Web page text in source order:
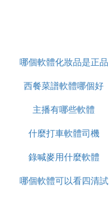
哪個軟體化妝品是正品
西餐菜譜軟體哪個好
主播有哪些軟體
什麼打車軟體司機
錄喊麥用什麼軟體
哪個軟體可以看四清試